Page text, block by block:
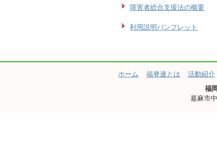
障害者総合支援法の概要
利用説明パンフレット
ホーム 福脊連とは
活動紹介
福
嘉麻市